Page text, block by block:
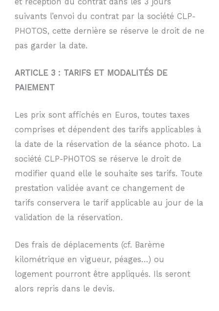
suivants l’envoi du contrat par la société CLP-
PHOTOS, cette dernière se réserve le droit de ne
pas garder la date.
ARTICLE 3 : TARIFS ET MODALITÉS DE
PAIEMENT
Les prix sont affichés en Euros, toutes taxes
comprises et dépendent des tarifs applicables à
la date de la réservation de la séance photo. La
société CLP-PHOTOS se réserve le droit de
modifier quand elle le souhaite ses tarifs. Toute
prestation validée avant ce changement de
tarifs conservera le tarif applicable au jour de la
validation de la réservation.
Des frais de déplacements (cf. Barème
kilométrique en vigueur, péages…) ou
logement pourront être appliqués. Ils seront
alors repris dans le devis.